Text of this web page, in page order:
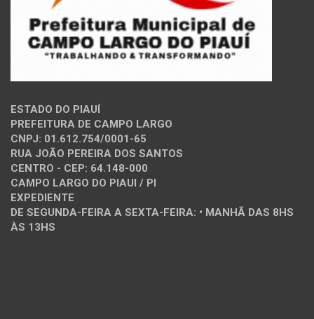
ESTADO DO PIAUÍ
PREFEITURA DE CAMPO LARGO
CNPJ: 01.612.754/0001-65
RUA JOÃO PEREIRA DOS SANTOS
CENTRO - CEP: 64.148-000
CAMPO LARGO DO PIAUI / PI
EXPEDIENTE
DE SEGUNDA-FEIRA A SEXTA-FEIRA: • MANHÃ DAS 8HS
ÀS 13HS